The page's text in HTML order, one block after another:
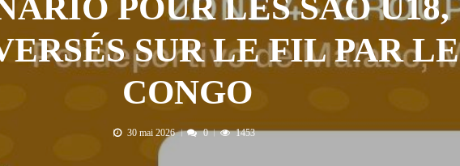
POUR LES SAO U18,
SUR LE FIL PAR LE
CONGO
30 mai 2026 0 1453